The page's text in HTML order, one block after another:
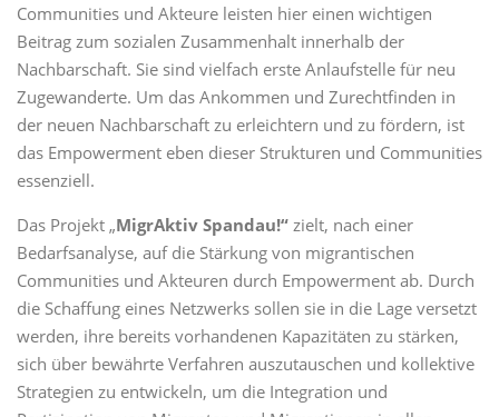
Communities und Akteure leisten hier einen wichtigen
Beitrag zum sozialen Zusammenhalt innerhalb der
Nachbarschaft. Sie sind vielfach erste Anlaufstelle für neu
Zugewanderte. Um das Ankommen und Zurechtfinden in
der neuen Nachbarschaft zu erleichtern und zu fördern, ist
das Empowerment eben dieser Strukturen und Communities
essenziell.
Das Projekt „MigrAktiv Spandau!“ zielt, nach einer
Bedarfsanalyse, auf die Stärkung von migrantischen
Communities und Akteuren durch Empowerment ab. Durch
die Schaffung eines Netzwerks sollen sie in die Lage versetzt
werden, ihre bereits vorhandenen Kapazitäten zu stärken,
sich über bewährte Verfahren auszutauschen und kollektive
Strategien zu entwickeln, um die Integration und